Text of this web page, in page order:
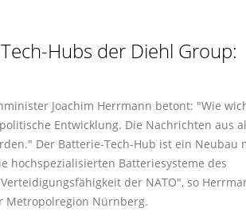
Hubs der Diehl Group:
Joachim Herrmann betont: "Wie
Entwicklung. Die Nachrichten aus
Der Batterie-Tech-Hub ist ein Neubau
hochspezialisierten Batteriesysteme des
der NATO", so
Metropolregion Nürnberg.